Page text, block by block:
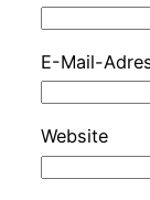
E-Mail-
Website